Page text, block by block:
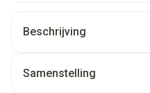
Beschrijving
Samenstelling